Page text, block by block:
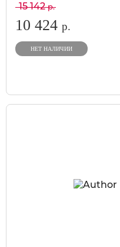
15 142р.
10 424 р.
НЕТ НАЛИЧИИ